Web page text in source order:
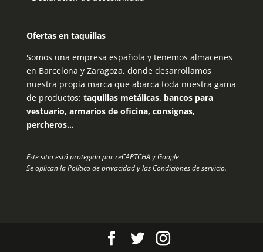
Ofertas en taquillas
Somos una empresa española y tenemos almacenes
en Barcelona y Zaragoza, donde desarrollamos
nuestra propia marca que abarca toda nuestra gama
de productos: taquillas metálicas, bancos para
vestuario, armarios de oficina, consignas,
percheros…
Este sitio está protegido por reCAPTCHA y Google
Se aplican laPolítica de privacidady las Condiciones de servicio.